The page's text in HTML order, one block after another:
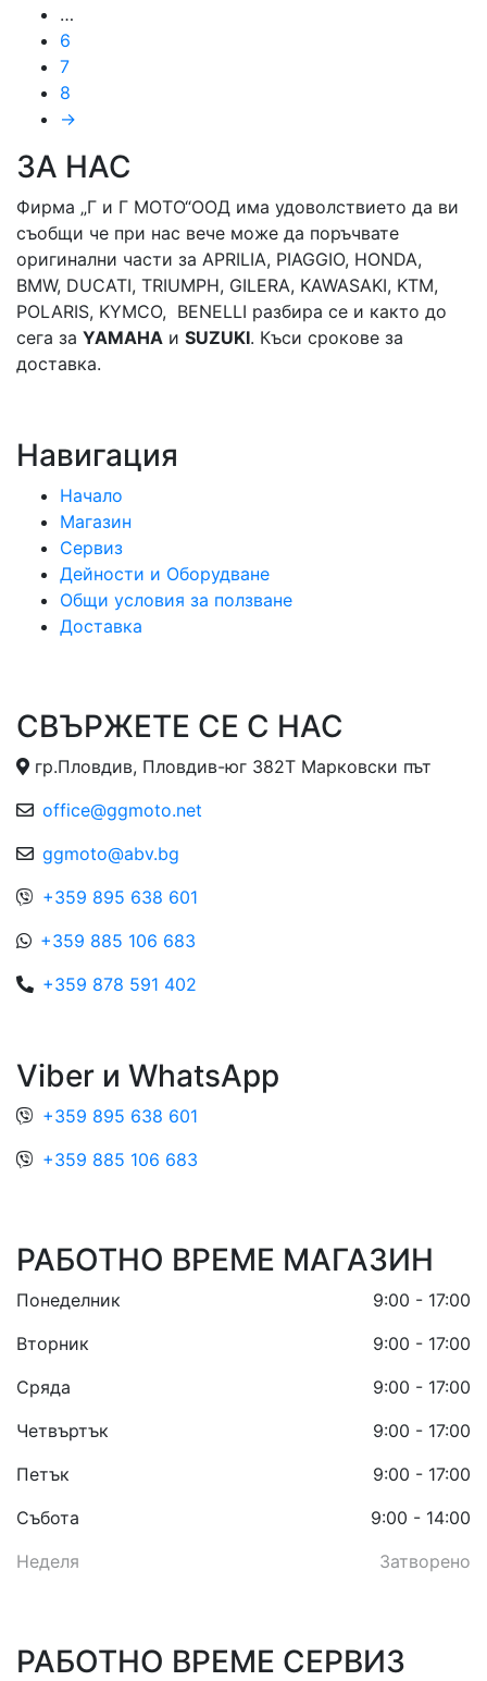
…
6
7
8
→
ЗА НАС
Фирма „Г и Г МОТО“ООД има удоволствието да ви
съобщи че при нас вече може да поръчвате
оригинални части за APRILIA, PIAGGIO, HONDA,
BMW, DUCATI, TRIUMPH, GILERA, KAWASAKI, KTM,
POLARIS, KYMCO, BENELLI разбира се и както до
сега за YAMAHA и SUZUKI. Къси срокове за
доставка.
Навигация
Начало
Магазин
Сервиз
Дейности и Оборудване
Общи условия за ползване
Доставка
СВЪРЖЕТЕ СЕ С НАС
гр.Пловдив, Пловдив-юг 382Т Марковски път
office@ggmoto.net
ggmoto@abv.bg
+359 895 638 601
+359 885 106 683
+359 878 591 402
Viber и WhatsApp
+359 895 638 601
+359 885 106 683
РАБОТНО ВРЕМЕ МАГАЗИН
Понеделник
9:00 - 17:00
Вторник
9:00 - 17:00
Сряда
9:00 - 17:00
Четвъртък
9:00 - 17:00
Петък
9:00 - 17:00
Събота
9:00 - 14:00
Неделя
Затворено
РАБОТНО ВРЕМЕ СЕРВИЗ